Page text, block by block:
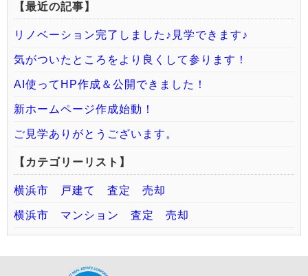
【最近の記事】
リノベーション完了しました♪見学できます♪
気がついたところをより良くして参ります！
AI使ってHP作成＆公開できました！
新ホームページ作成始動！
ご見学ありがとうございます。
【カテゴリーリスト】
横浜市 戸建て 査定 売却
横浜市 マンション 査定 売却